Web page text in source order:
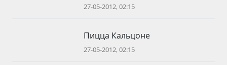
27-05-2012, 02:15
Пицца Кальцоне
27-05-2012, 02:15